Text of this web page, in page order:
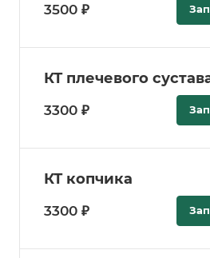
3500 ₽
КТ плечевого
3300 ₽
КТ копчика
3300 ₽